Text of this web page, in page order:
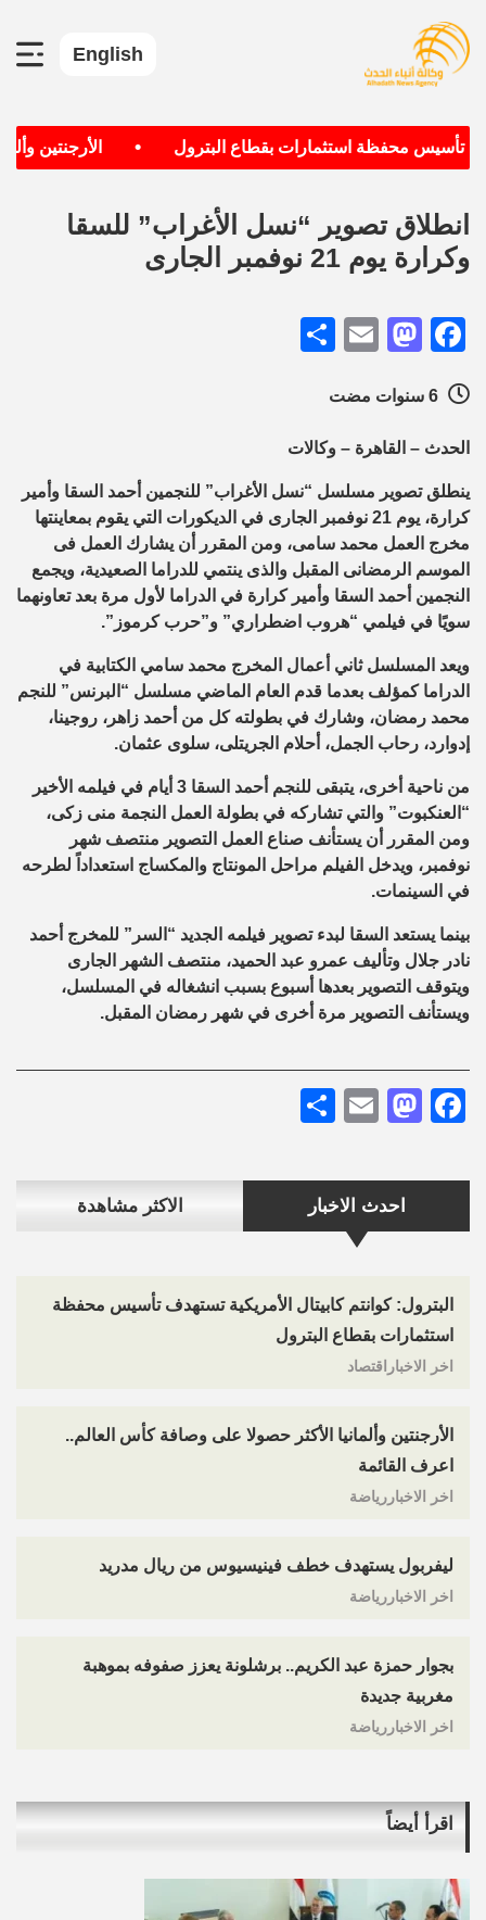
English
تأسيس محفظة استثمارات بقطاع البترول الأرجنتين
احدث الاخبار الاكثر مشاهدة
البترول: كوانتم كابيتال الأمريكية تستهدف تأسيس محفظة
استثمارات بقطاع البترول
اخر الاخباراقتصاد
الأرجنتين وألمانيا الأكثر حصولا على وصافة كأس العالم..
اعرف القائمة
اخر الاخباررياضة
ليفربول يستهدف خطف فينيسيوس من ريال مدريد
اخر الاخباررياضة
بجوار حمزة عبد الكريم.. برشلونة يعزز صفوفه بموهبة
مغربية جديدة
اخر الاخباررياضة
انطلاق تصوير “نسل الأغراب” للسقا
وكرارة يوم 21 نوفمبر الجارى
Facebook
Mastodon
Email
الحدث – القاهرة – وكالات
ينطلق تصوير مسلسل “نسل الأغراب” للنجمين أحمد السقا وأمير
كرارة، يوم 21 نوفمبر الجارى في الديكورات التي يقوم بمعاينتها
مخرج العمل محمد سامى، ومن المقرر أن يشارك العمل فى
الموسم الرمضانى المقبل والذى ينتمي للدراما الصعيدية، ويجمع
النجمين أحمد السقا وأمير كرارة في الدراما لأول مرة بعد تعاونهما
سويًا في فيلمي “هروب اضطراري” و”حرب كرموز”.
ويعد المسلسل ثاني أعمال المخرج محمد سامي الكتابية في
الدراما كمؤلف بعدما قدم العام الماضي مسلسل “البرنس” للنجم
محمد رمضان، وشارك في بطولته كل من أحمد زاهر، روجينا،
إدوارد، رحاب الجمل، أحلام الجريتلى، سلوى عثمان.
من ناحية أخرى، يتبقى للنجم أحمد السقا 3 أيام في فيلمه الأخير
“العنكبوت” والتي تشاركه في بطولة العمل النجمة منى زكى،
ومن المقرر أن يستأنف صناع العمل التصوير منتصف شهر
نوفمبر، ويدخل الفيلم مراحل المونتاج والمكساج استعداداً لطرحه
في السينمات.
بينما يستعد السقا لبدء تصوير فيلمه الجديد “السر” للمخرج أحمد
نادر جلال وتأليف عمرو عبد الحميد، منتصف الشهر الجارى
ويتوقف التصوير بعدها أسبوع بسبب انشغاله في المسلسل،
ويستأنف التصوير مرة أخرى في شهر رمضان المقبل.
Facebook
Mastodon
Email
اقرأ أيضاً